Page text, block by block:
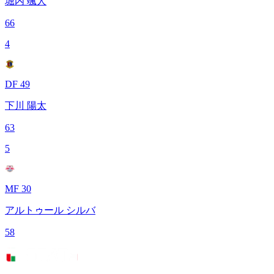
66
4
DF 49
下川 陽太
63
5
MF 30
アルトゥール シルバ
58